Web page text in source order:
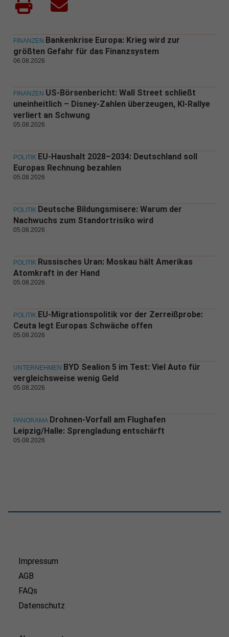
FINANZEN Bankenkrise Europa: Krieg wird zur
größten Gefahr für das Finanzsystem
06.08.2026
FINANZEN US-Börsenbericht: Wall Street schließt
uneinheitlich – Disney-Zahlen überzeugen, KI-Rallye
verliert an Schwung
05.08.2026
POLITIK EU-Haushalt 2028–2034: Deutschland soll
Europas Rechnung bezahlen
05.08.2026
POLITIK Deutsche Bildungsmisere: Warum der
Nachwuchs zum Standortrisiko wird
05.08.2026
POLITIK Russisches Uran: Moskau hält Amerikas
Atomkraft in der Hand
05.08.2026
POLITIK EU-Migrationspolitik vor der Zerreißprobe:
Ceuta legt Europas Schwäche offen
05.08.2026
UNTERNEHMEN BYD Sealion 5 im Test: Viel Auto für
vergleichsweise wenig Geld
05.08.2026
PANORAMA Drohnen-Vorfall am Flughafen
Leipzig/Halle: Sprengladung entschärft
05.08.2026
Impressum
AGB
FAQs
Datenschutz